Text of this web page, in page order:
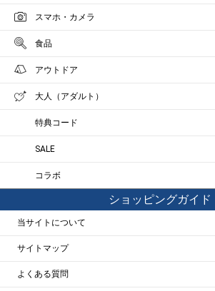
スマホ・カメラ
食品
アウトドア
大人（アダルト）
特典コード
SALE
コラボ
ショッピングガイド
当サイトについて
サイトマップ
よくある質問